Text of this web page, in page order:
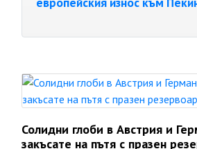
Солидни глоби в Австрия и
закъсате на пътя с празен